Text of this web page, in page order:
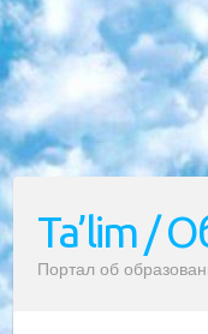
Ta’lim /
Портал об